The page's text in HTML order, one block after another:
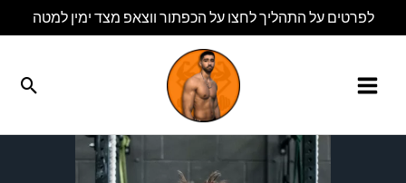
לתוכן
לפרטים על התהליך לחצו על הכפתור ווצאפ מצד ימין למטה